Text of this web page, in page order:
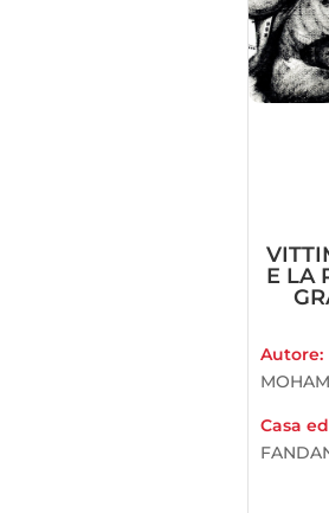
E LA
Autore:
Casa